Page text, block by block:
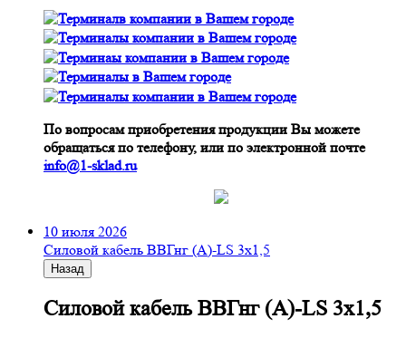
По вопросам приобретения продукции Вы можете
обращаться по телефону, или по электронной почте
info@1-sklad.ru
10 июля 2026
Cиловой кабель ВВГнг (A)-LS 3х1,5
Назад
Cиловой кабель ВВГнг (A)-LS 3х1,5